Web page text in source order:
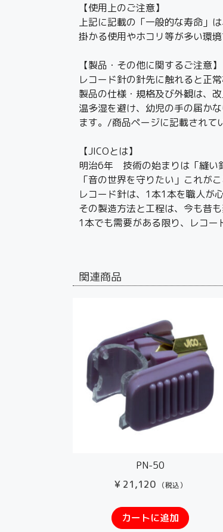
【使用上のご注意】
上記に記載の「一般的な寿命」
掛かる使用やホコリ等が多い環
【製品・その他に関するご注意】
レコード針の針先に触れると正
製品の仕様・規格及び外観は、
温多湿を避け、幼児の手の届か
ます。/商品ページに記載されて
【JICOとは】
明治6年 技術の始まりは「縫い
「音の世界を守りたい」これが
レコード針は、1本1本を職人が
その製造方法と工程は、今も昔も
1本でも需要がある限り、レコー
関連商品
PN-50
¥21,120 （税込）
カートに追加